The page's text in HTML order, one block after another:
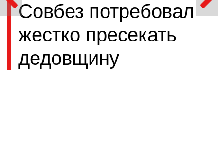
Совбез потребовал
жестко пресекать
дедовщину